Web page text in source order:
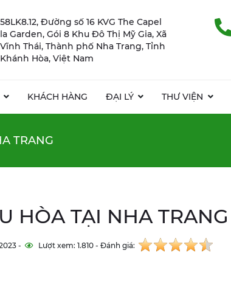
KHÁCH HÀNG ĐẠI LÝ THƯ VIỆN
58LK8.12, Đường số 16 KVG The Capel
la Garden, Gói 8 Khu Đô Thị Mỹ Gia, Xã
Vĩnh Thái, Thành phố Nha Trang, Tỉnh
Khánh Hòa, Việt Nam
TRANG
HÒA TẠI NHA TRANG
- Lượt xem: 1.810 - Đánh giá: